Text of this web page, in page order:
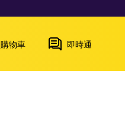
購物車 即時通